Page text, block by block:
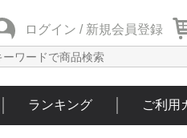
ログイン / 新規会員登録
ランキング ご利用